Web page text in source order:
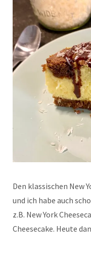
Den klassischen New
und ich habe auch
z.B. New York
Cheesecake. Heute